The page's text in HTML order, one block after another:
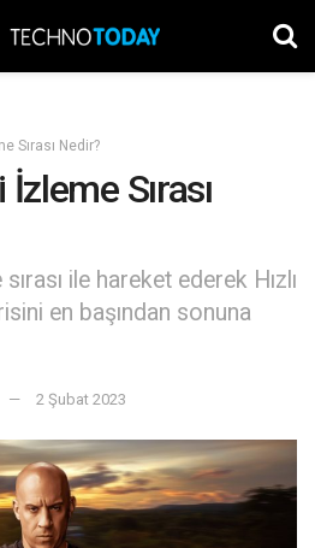
Sırası Nedir?
İzleme Sırası
ile hareket ederek Hızlı
en başından sonuna
2 Şubat 2023